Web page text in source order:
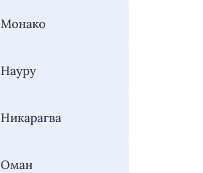
Монако
Науру
Никарагва
Оман